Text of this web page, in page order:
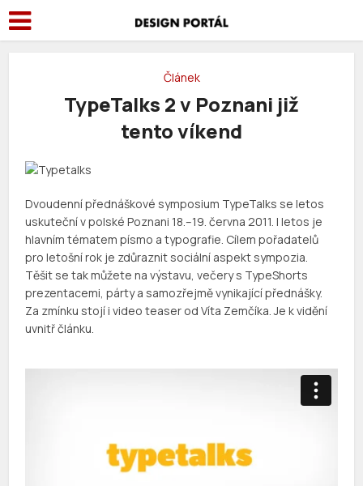
Článek
TypeTalks 2 v Poznani již
tento víkend
Dvoudenní přednáškové symposium TypeTalks se letos
uskuteční v polské Poznani 18.–19. června 2011. I letos je
hlavním tématem písmo a typografie. Cílem pořadatelů
pro letošní rok je zdůraznit sociální aspekt sympozia.
Těšit se tak můžete na výstavu, večery s TypeShorts
prezentacemi, párty a samozřejmě vynikající přednášky.
Za zmínku stojí i video teaser od Víta Zemčíka. Je k vidění
uvnitř článku.